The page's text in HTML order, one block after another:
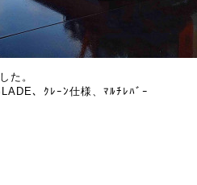
た。
、ｸﾚｰﾝ仕様、ﾏﾙﾁﾚﾊﾞｰ